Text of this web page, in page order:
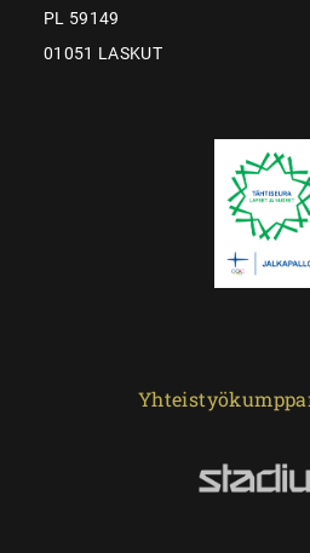
PL 59149
01051 LASKUT